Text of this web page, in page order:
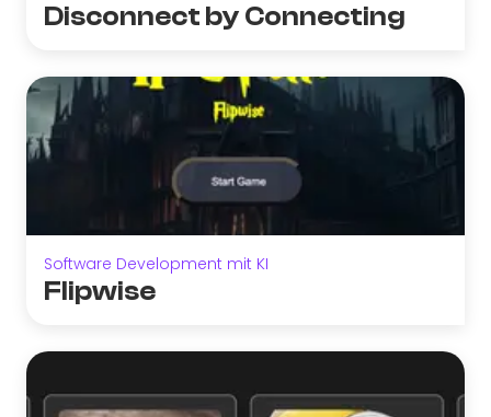
Disconnect by Connecting
Software Development mit KI
Flipwise